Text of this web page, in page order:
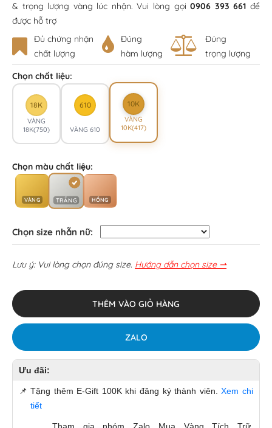
& trọng lượng vàng lúc nhận. Vui lòng gọi0906 393 661 để
được hỗ trợ
Đủ chứng nhận
chất lượng
Đúng
hàm lượng
Đúng
trọng lượng
Chọn chất liệu:
18K
VÀNG
18K(750)
610
VÀNG 610
10K
VÀNG
10K(417)
Chọn màu chất liệu:
VÀNG TRẮNG HỒNG
Chọn size nhẫn nữ:
Lưu ý: Vui lòng chọn đúng size. Hướng dẫn chọn size ⇀
THÊM VÀO GIỎ HÀNG
ZALO
Ưu đãi:
📌 Tặng thêm E-Gift 100K khi đăng ký thành viên.Xem chi
tiết